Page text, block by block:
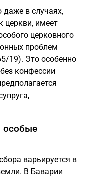
даже в случаях,
церкви, имеет
церковного
проблем
19). Это особенно
конфессии
особые
варьируется в
В Баварии